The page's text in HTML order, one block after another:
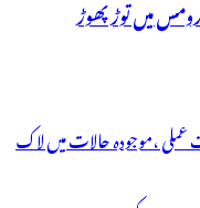
،موجودہ حالات میں لاک